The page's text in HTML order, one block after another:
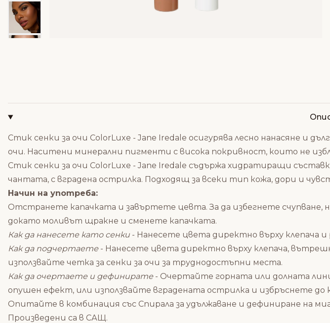
Стик сенки за очи ColorLuxe - Jane Iredale осигурява лесно нанасяне и
очи. Наситени минерални пигменти с висока покривност, които не
Стик сенки за очи ColorLuxe - Jane Iredale съдържа хидратиращи
чантата, с вградена острилка. Подходящ за всеки тип кожа, дори и
Начин на употреба:
Отстранете капачката и завъртете цевта. За да избегнете счупване,
докато моливът щракне и сменете капачката.
Как да нанесете като сенки - Нанесете цвета директно върху клепача
Как да подчертаете- Нанесете цвета директно върху клепача,
използвайте четка за сенки за очи за труднодостъпни места.
Как да очертаете и дефинирате- Очертайте горната или долната
опушен ефект, или използвайте вградената острилка и избръснете до
Опитайте в комбинация със Спирала за удължаване и дефиниране на
Произведени са в САЩ.